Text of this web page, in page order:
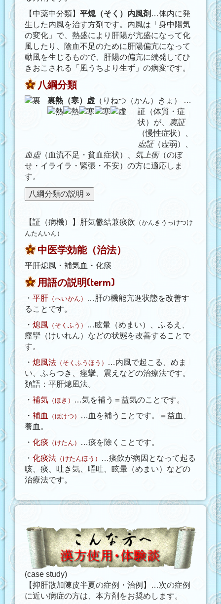
【中薬中分類】 平熄（そく）内風剤 …体内に発
生した内風を治す方剤です。内風は「身中陽気
の変化」で、熱盛により肝陽が亢盛になって化
風したり、陰血不足のために肝陽偏亢になって
動風を生じるもので、肝陽の偏亢に続発してひ
きおこされる「風うちより生ず」の病変です。
八綱分類
裏熱（寒）虚 （りねつ（かん）きょ）
…
証（体質・症
状）が、 裏証
（慢性症状）、
虚証（虚弱）、
血虚（血流不足・貧血症状）、 気上衝（のぼ
せ・イライラ・緊張・不安）の方に適応しま
す。
【証（病機）】肝気鬱結兼痰飲 （かんきうっけつけ
んたんいん）
中医学効能（治法）
平肝熄風・補気血・化痰
用語の説明(term)
・ 平肝 （へいかん）
…肝の機能亢進状態を改善す
ることです。
・ 熄風 （そくふう）
…眩暈（めまい）、ふるえ、
痙攣（けいれん）などの状態を改善することで
す。
・ 熄風法 （そくふうほう）
…内風で起こる、めま
い、ふらつき、痙攣、震えなどの治療法です。
類語：平肝熄風法。
・ 補気 （ほき）
…気を補う＝益気のことです。
・ 補血 （ほけつ）
…血を補うことです。＝益血、
養血。
・ 化痰 （けたん）
…痰を除くことです。
・ 化痰法 （けたんほう）
…痰飲が病因となって起る
咳、痰、吐き気、嘔吐、眩暈（めまい）などの
治療法です。
(case study)
【抑肝散加陳皮半夏の症例・治例】…次の症例
に近い病症の方は、本方剤をお奨めします。